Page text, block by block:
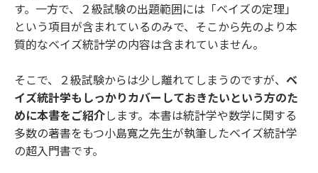
す。一方で、２級試験の出題範囲には「ベイズの定理」
という項目が含まれているのみで、そこから先のより本
質的なベイズ統計学の内容は含まれていません。
そこで、２級試験からは少し離れてしまうのですが、 ベ
イズ統計学もしっかりカバーしておきたいという方のた
めに本書をご紹介します。本書は統計学や数学に関する
多数の著書をもつ小島寛之先生が執筆したベイズ統計学
の超入門書です。